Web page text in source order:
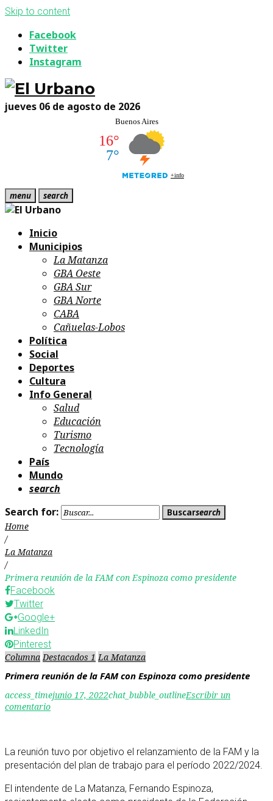
Skip to content
Facebook
Twitter
Instagram
jueves 06 de agosto de 2026
menu search
Inicio
Municipios
La Matanza
GBA Oeste
GBA Sur
GBA Norte
CABA
Cañuelas-Lobos
Política
Social
Deportes
Cultura
Info General
Salud
Educación
Turismo
Tecnología
País
Mundo
search
Search for:
Buscarsearch
Home
/
La Matanza
/
Primera reunión de la FAM con Espinoza como presidente
Facebook
Twitter
Google+
LinkedIn
Pinterest
Columna Destacados 1 La Matanza
Primera reunión de la FAM con Espinoza como presidente
access_timejunio 17, 2022chat_bubble_outlineEscribir un
comentario
La reunión tuvo por objetivo el relanzamiento de la FAM y la
presentación del plan de trabajo para el período 2022/2024.
El intendente de La Matanza, Fernando Espinoza,